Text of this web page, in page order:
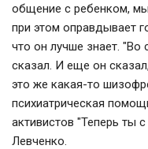
общение с ребенком,
при этом оправдывает
что он лучше знает. "Во
сказал. И еще он
это же какая-то
психиатрическая
активистов "Теперь ты
Левченко.